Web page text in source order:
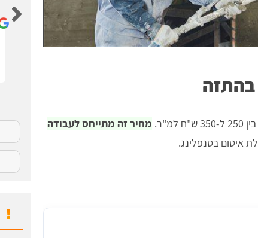
בהתזה
מחיר זה מתייחס לעבודה
איטום בסנפלינג.
האתר נגיש ונוח יש את כל המידע עם סרטונים.